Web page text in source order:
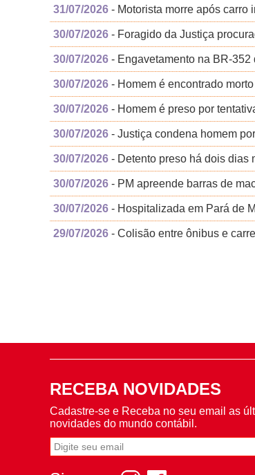
31/07/2026 - Motorista morre após carro
30/07/2026 - Foragido da Justiça
30/07/2026 - Engavetamento na BR-
30/07/2026 - Homem é encontrado
30/07/2026 - Homem é preso por
30/07/2026 - Justiça condena homem
30/07/2026 - Detento preso há dois dias
30/07/2026 - PM apreende barras de
30/07/2026 - Hospitalizada em Pará de
29/07/2026 - Colisão entre ônibus e
RECEBA NOVIDADES
Cadastre-se e Receba no seu email as
novidades do mundo contábil.